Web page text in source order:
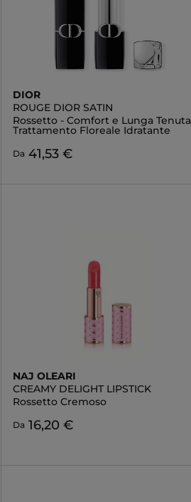
DIOR
ROUGE DIOR SATIN
Rossetto - Comfort e Lunga
Trattamento Floreale Idratante
Da 41,53 €
NAJ OLEARI
CREAMY DELIGHT LIPSTICK
Rossetto Cremoso
Da 16,20 €